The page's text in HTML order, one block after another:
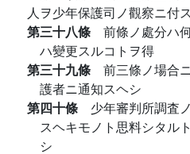
人ヲ少年保護司ノ觀察ニ付ス
第三十八條 前條ノ處分ハ
ハ變更スルコトヲ得
第三十九條 前三條ノ場合
護者ニ通知スヘシ
第四十條 少年審判所調査
スヘキモノト思料シタル
シ